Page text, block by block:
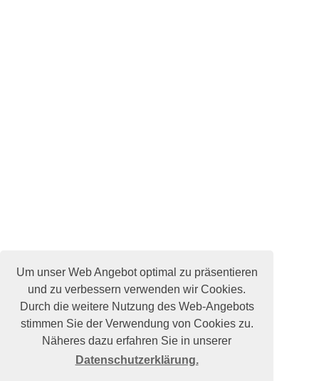
Um unser Web Angebot optimal zu präsentieren
und zu verbessern verwenden wir Cookies.
Durch die weitere Nutzung des Web-Angebots
stimmen Sie der Verwendung von Cookies zu.
Näheres dazu erfahren Sie in unserer
Datenschutzerklärung.